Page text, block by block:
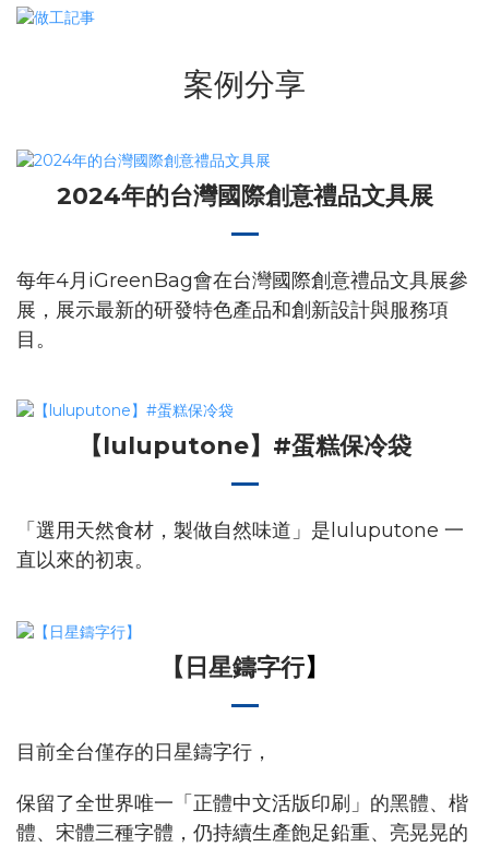
案例分享
2024年的台灣國際創意禮品文具展
每年4月iGreenBag會在台灣國際創意禮品文具展參
展，展示最新的研發特色產品和創新設計與服務項
目。
【luluputone】#蛋糕保冷袋
「選用天然食材，製做自然味道」是luluputone 一
直以來的初衷。
【 日星鑄字行】
目前全台僅存的日星鑄字行，
保留了全世界唯一「正體中文活版印刷」的黑體、楷
體、宋體三種字體，仍持續生產飽足鉛重、亮晃晃的